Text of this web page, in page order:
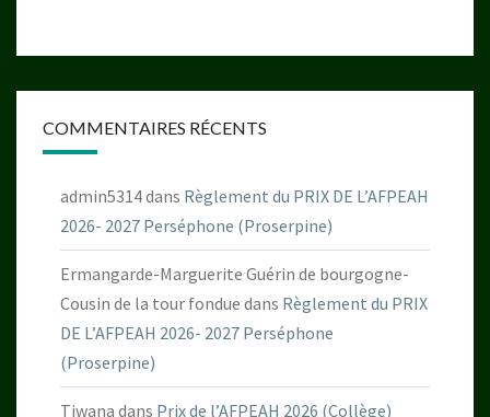
COMMENTAIRES RÉCENTS
admin5314dans Règlement du PRIX DE L’AFPEAH
2026- 2027 Perséphone (Proserpine)
Ermangarde-Marguerite Guérin de bourgogne-
Cousin de la tour fondue dans Règlement du PRIX
DE L’AFPEAH 2026- 2027 Perséphone
(Proserpine)
Tiwana dans Prix de l’AFPEAH 2026 (Collège)